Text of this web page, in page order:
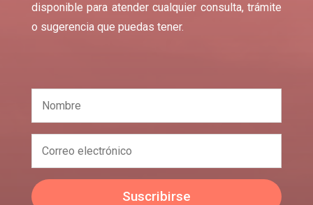
disponible para atender cualquier consulta, trámite
o sugerencia que puedas tener.
Suscribirse